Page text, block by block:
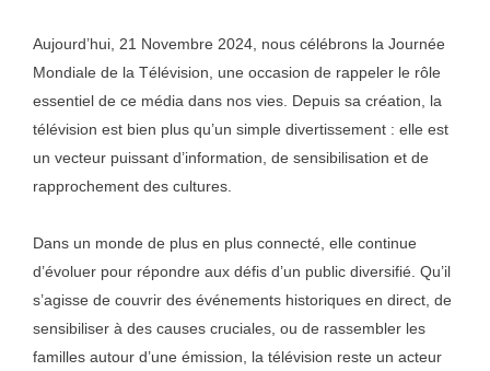
Aujourd’hui, 21 Novembre 2024, nous célébrons la Journée
Mondiale de la Télévision, une occasion de rappeler le rôle
essentiel de ce média dans nos vies. Depuis sa création, la
télévision est bien plus qu’un simple divertissement : elle est
un vecteur puissant d’information, de sensibilisation et de
rapprochement des cultures.
Dans un monde de plus en plus connecté, elle continue
d’évoluer pour répondre aux défis d’un public diversifié. Qu’il
s’agisse de couvrir des événements historiques en direct, de
sensibiliser à des causes cruciales, ou de rassembler les
familles autour d’une émission, la télévision reste un acteur